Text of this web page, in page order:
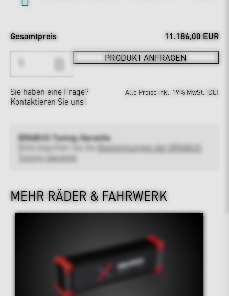
Gesamtpreis 11.186,00 EUR
PRODUKT ANFRAGEN
Sie haben eine Frage?
Kontaktieren Sie uns!
Alle Preise inkl. 19% MwSt. (DE)
BRABUS Tuning-Garantie
Bitte beachten Sie die
Bestimmungen der BRABUS
Tuning-Garantie
MEHR RÄDER & FAHRWERK